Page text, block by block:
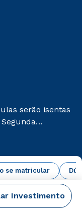
se matricular
Investimento
serão isentas
será de R$
Ensino
e Metodologia
© 2026 -